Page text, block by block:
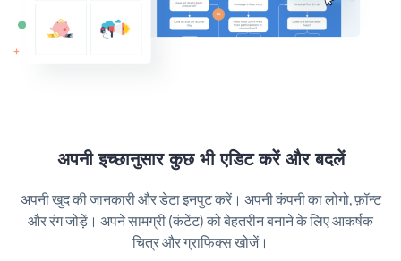
अपनी इच्छानुसार कुछ भी एडिट करें और बदलें
अपनी खुद की जानकारी और डेटा इनपुट करें। अपनी कंपनी का लोगो, फ़ॉन्ट
और रंग जोड़ें। अपने सामग्री (कंटेंट) को बेहतरीन बनाने के लिए आकर्षक
चित्र और ग्राफिक्स खोजें।